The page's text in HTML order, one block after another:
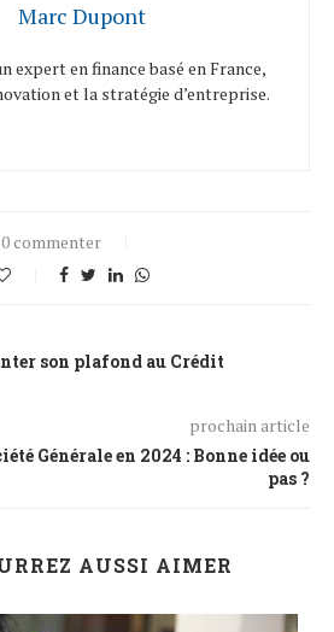
Marc Dupont
expert en finance basé en France,
et la stratégie d’entreprise.
0 commenter
son plafond au Crédit
prochain article
Générale en 2024 : Bonne idée ou
pas ?
AUSSI AIMER